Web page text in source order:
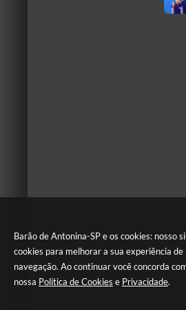
Barão de Antonina-SP e os cookies: nosso
cookies para melhorar a sua experiência de
navegação. Ao continuar você concorda
nossa Política de Cookies e Privacidade.